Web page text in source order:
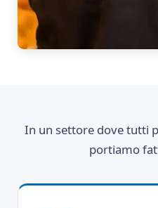
In un settore dove tutti
portiamo